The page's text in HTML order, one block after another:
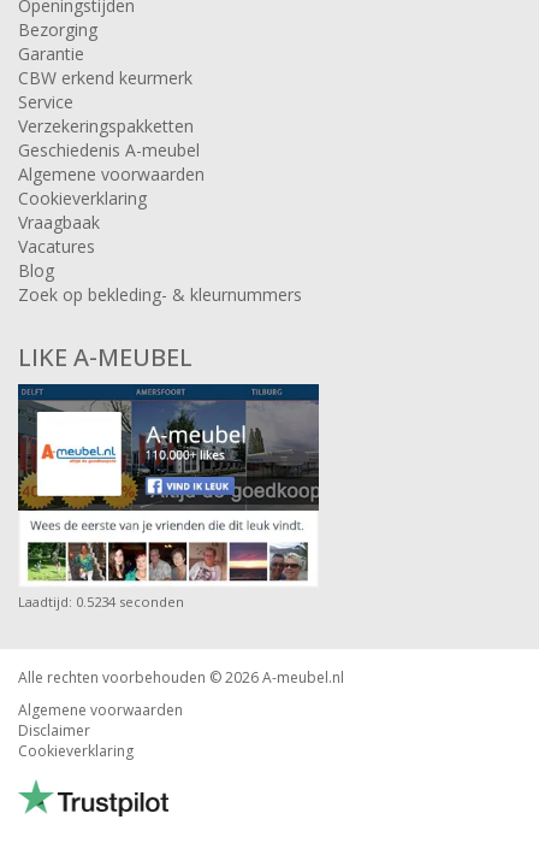
Openingstijden
Bezorging
Garantie
CBW erkend keurmerk
Service
Verzekeringspakketten
Geschiedenis A-meubel
Algemene voorwaarden
Cookieverklaring
Vraagbaak
Vacatures
Blog
Zoek op bekleding- & kleurnummers
LIKE A-MEUBEL
Laadtijd: 0.5234 seconden
Alle rechten voorbehouden © 2026A-meubel.nl
Algemene voorwaarden
Disclaimer
Cookieverklaring